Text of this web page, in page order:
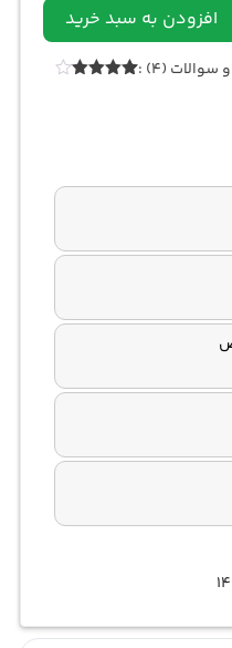
افزودن به سبد خرید
سوالات (4) :
ratings